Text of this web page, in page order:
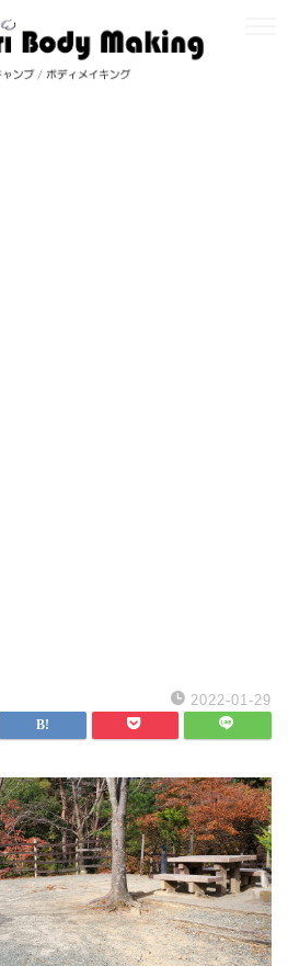
2022-01-29